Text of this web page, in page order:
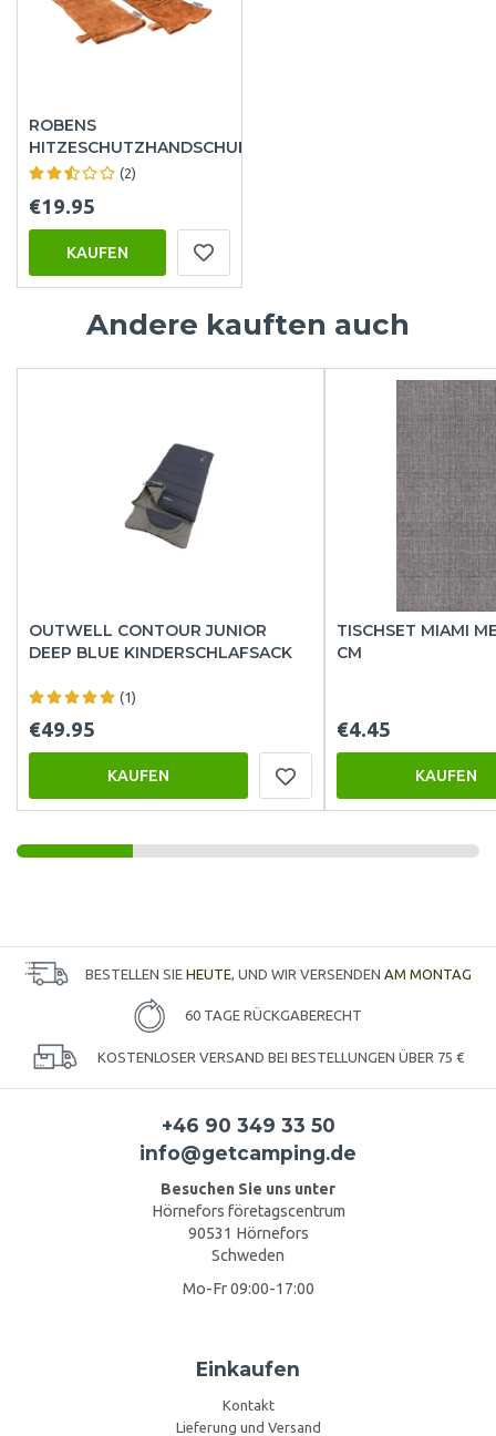
ROBENS
HITZESCHUTZHANDSCHUHE
(2)
€19.95
KAUFEN
Andere kauften auch
OUTWELL CONTOUR JUNIOR
DEEP BLUE KINDERSCHLAFSACK
(1)
€49.95
KAUFEN
TISCHSET MIAMI
CM
€4.45
KAUFEN
BESTELLEN SIE HEUTE, UND WIR VERSENDEN AM MONTAG
60 TAGE RÜCKGABERECHT
KOSTENLOSER VERSAND BEI BESTELLUNGEN ÜBER 75 €
+46 90 349 33 50
info@getcamping.de
Besuchen Sie uns unter
Hörnefors företagscentrum
90531 Hörnefors
Schweden
Mo-Fr 09:00-17:00
Einkaufen
Kontakt
Lieferung und Versand